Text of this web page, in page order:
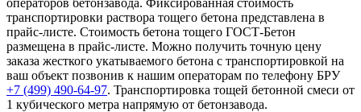
транспортировки раствора тощего бетона представлена в
прайс-листе. Стоимость бетона тощего ГОСТ-Бетон
размещена в прайс-листе. Можно получить точную цену
заказа жесткого укатываемого бетона с транспортировкой на
ваш объект позвонив к нашим операторам по телефону БРУ
+7 (499) 490-64-97. Транспортировка тощей бетонной смеси от
1 кубического метра напрямую от бетонзавода.